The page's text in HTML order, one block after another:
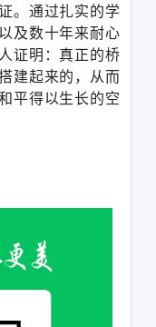
。通过扎实的学
及数十年来耐心
证明：真正的桥
建起来的，从而
平得以生长的空